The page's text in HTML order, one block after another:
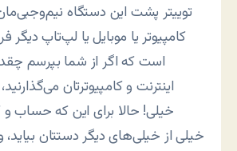
توییتر پشت این دستگاه
کامپیوتر یا موبایل یا لپ‌تاپ دیگر
است که اگر از شما بپرسم چقدر
اینترنت و کامپیوترتان
خیلی! حالا برای این که حساب
خیلی از خیلی‌های دیگر دستتان